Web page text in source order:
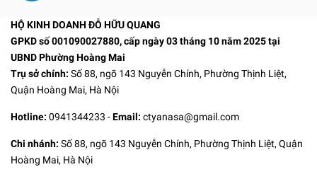
HỘ KINH DOANH ĐỖ HỮU QUANG
GPKD số 001090027880, cấp ngày 03 tháng 10 năm 2025 tại
UBND Phường Hoàng Mai
Trụ sở chính: Số 88, ngõ 143 Nguyễn Chính, Phường Thịnh Liệt,
Quận Hoàng Mai, Hà Nội
Hotline: 0941344233 -Email: ctyanasa@gmail.com
Chi nhánh: Số 88, ngõ 143 Nguyễn Chính, Phường Thịnh Liệt, Quận
Hoàng Mai, Hà Nội